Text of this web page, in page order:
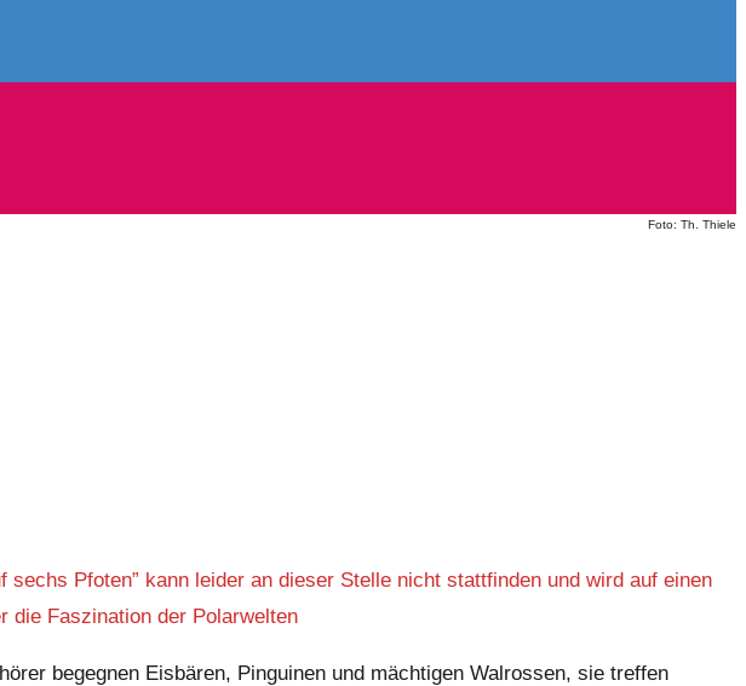
Foto: Th. Thiele
Pfoten” kann leider an dieser Stelle nicht stattfinden und wird auf einen
die Faszination der Polarwelten
begegnen Eisbären, Pinguinen und mächtigen Walrossen, sie treffen